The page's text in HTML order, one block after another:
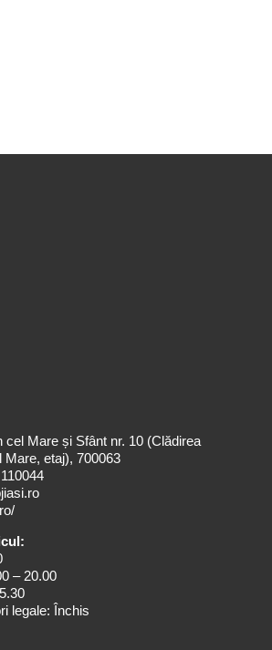
cel Mare și Sfânt nr. 10 (Clădirea
Mare, etaj), 700063
– 20.00
legale: Închis